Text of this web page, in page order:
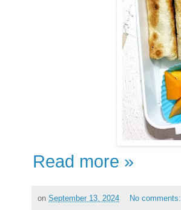
Read more »
on September 13, 2024 No comments: